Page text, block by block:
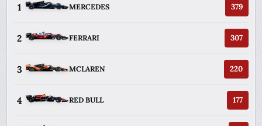
1 MERCEDES 379
2 FERRARI 307
3 MCLAREN 220
4 RED BULL 177